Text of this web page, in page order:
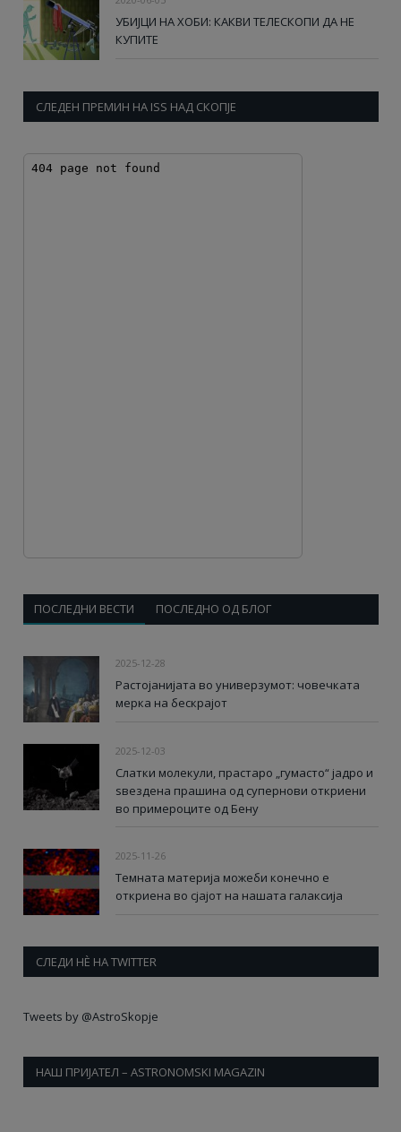
УБИЈЦИ НА ХОБИ: КАКВИ ТЕЛЕСКОПИ ДА НЕ
КУПИТЕ
СЛЕДЕН ПРЕМИН НА ISS НАД СКОПЈЕ
ПОСЛЕДНИ ВЕСТИ ПОСЛЕДНО ОД БЛОГ
2025-12-28
Растојанијата во универзумот: човечката
мерка на бескрајот
2025-12-03
Слатки молекули, прастаро „гумасто“ јадро и
ѕвездена прашина од супернови откриени
во примероците од Бену
2025-11-26
Темната материја можеби конечно е
откриена во сјајот на нашата галаксија
СЛЕДИ НÈ НА TWITTER
Tweets by @AstroSkopje
НАШ ПРИЈАТЕЛ – ASTRONOMSKI MAGAZIN